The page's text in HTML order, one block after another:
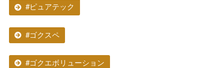
#ピュアテック
#ゴクスペ
#ゴクエボリューション